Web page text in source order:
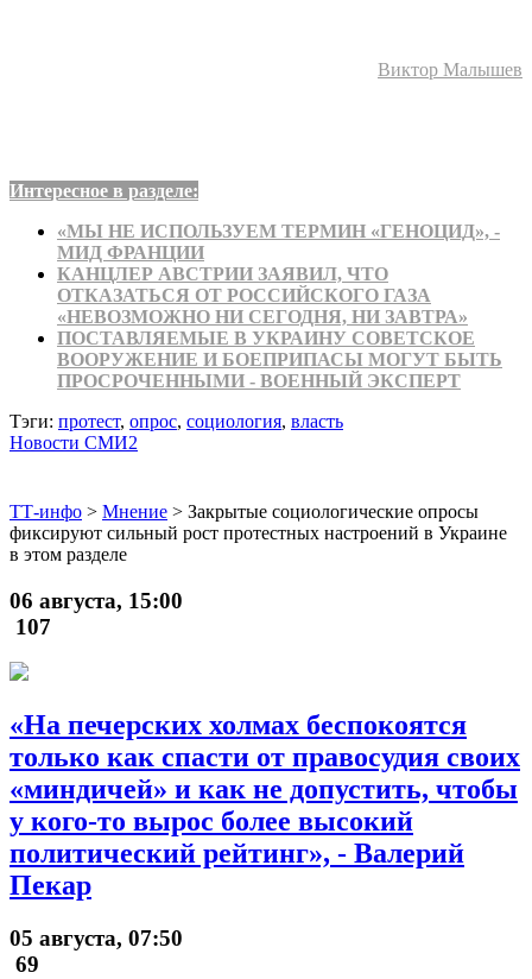
Виктор Малышев
Интересное в разделе:
«МЫ НЕ ИСПОЛЬЗУЕМ ТЕРМИН «ГЕНОЦИД», -
МИД ФРАНЦИИ
КАНЦЛЕР АВСТРИИ ЗАЯВИЛ, ЧТО
ОТКАЗАТЬСЯ ОТ РОССИЙСКОГО ГАЗА
«НЕВОЗМОЖНО НИ СЕГОДНЯ, НИ ЗАВТРА»
ПОСТАВЛЯЕМЫЕ В УКРАИНУ СОВЕТСКОЕ
ВООРУЖЕНИЕ И БОЕПРИПАСЫ МОГУТ БЫТЬ
ПРОСРОЧЕННЫМИ - ВОЕННЫЙ ЭКСПЕРТ
Тэги: протест, опрос, социология, власть
Новости СМИ2
ТТ-инфо > Мнение > Закрытые социологические опросы
фиксируют сильный рост протестных настроений в Украине
в этом разделе
06 августа, 15:00
107
«На печерских холмах беспокоятся
только как спасти от правосудия своих
«миндичей» и как не допустить, чтобы
у кого-то вырос более высокий
политический рейтинг», - Валерий
Пекар
05 августа, 07:50
69